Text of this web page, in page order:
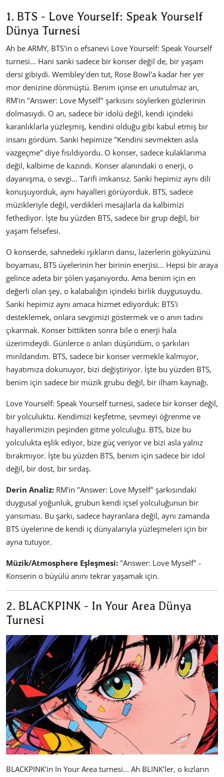
1. BTS - Love Yourself: Speak Yourself
Dünya Turnesi
Ah be ARMY, BTS'in o efsanevi Love Yourself: Speak Yourself
turnesi... Hani sanki sadece bir konser değil de, bir yaşam
dersi gibiydi. Wembley'den tut, Rose Bowl'a kadar her yer
mor denizine dönmüştü. Benim içinse en unutulmaz an,
RM'in "Answer: Love Myself" şarkısını söylerken gözlerinin
dolmasıydı. O an, sadece bir idolü değil, kendi içindeki
karanlıklarla yüzleşmiş, kendini olduğu gibi kabul etmiş bir
insanı gördüm. Sanki hepimize "Kendini sevmekten asla
vazgeçme" diye fısıldıyordu. O konser, sadece kulaklarıma
değil, kalbime de kazındı. Konser alanındaki o enerji, o
dayanışma, o sevgi... Tarifi imkansız. Sanki hepimiz aynı dili
konuşuyorduk, aynı hayalleri görüyorduk. BTS, sadece
müzikleriyle değil, verdikleri mesajlarla da kalbimizi
fethediyor. İşte bu yüzden BTS, sadece bir grup değil, bir
yaşam felsefesi.
O konserde, sahnedeki ışıkların dansı, lazerlerin gökyüzünü
boyaması, BTS üyelerinin her birinin enerjisi... Hepsi bir araya
gelince adeta bir şölen yaşanıyordu. Ama benim için en
değerli olan şey, o kalabalığın içindeki birlik duygusuydu.
Sanki hepimiz aynı amaca hizmet ediyorduk: BTS'i
desteklemek, onlara sevgimizi göstermek ve o anın tadını
çıkarmak. Konser bittikten sonra bile o enerji hala
üzerimdeydi. Günlerce o anları düşündüm, o şarkıları
mırıldandım. BTS, sadece bir konser vermekle kalmıyor,
hayatımıza dokunuyor, bizi değiştiriyor. İşte bu yüzden BTS,
benim için sadece bir müzik grubu değil, bir ilham kaynağı.
Love Yourself: Speak Yourself turnesi, sadece bir konser değil,
bir yolculuktu. Kendimizi keşfetme, sevmeyi öğrenme ve
hayallerimizin peşinden gitme yolculuğu. BTS, bize bu
yolculukta eşlik ediyor, bize güç veriyor ve bizi asla yalnız
bırakmıyor. İşte bu yüzden BTS, benim için sadece bir idol
değil, bir dost, bir sırdaş.
Derin Analiz: RM'in "Answer: Love Myself" şarkısındaki
duygusal yoğunluk, grubun kendi içsel yolculuğunun bir
yansıması. Bu şarkı, sadece hayranlara değil, aynı zamanda
BTS üyelerine de kendi iç dünyalarıyla yüzleşmeleri için bir
ayna tutuyor.
Müzik/Atmosphere Eşleşmesi: "Answer: Love Myself" -
Konserin o büyülü anını tekrar yaşamak için.
2. BLACKPINK - In Your Area Dünya
Turnesi
BLACKPINK'in In Your Area turnesi... Ah BLINK'ler, o kızların